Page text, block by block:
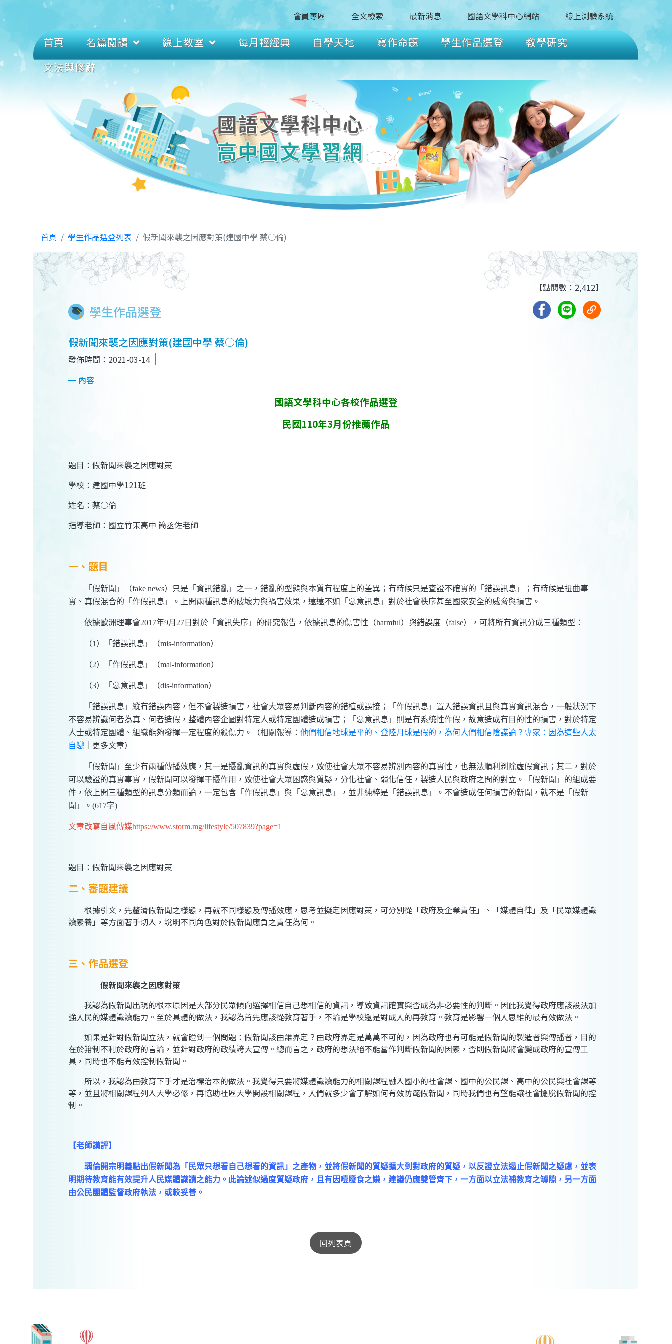
會員專區 全文檢索 最新消息 國語文學科中心網站 線上測驗系統
首頁 名篇閱讀 線上教室 每月輕經典 自學天地 寫作命題 學生作品選登
教學研究
文法與修辭
首頁 學生作品選登列表 假新聞來襲之因應對策(建國中學 蔡○倫)
學生作品選登
【點閱數：2,412】
假新聞來襲之因應對策(建國中學 蔡○倫)
發佈時間：2021-03-14
內容
國語文學科中心各校作品選登
民國110年3月份推薦作品
題目：假新聞來襲之因應對策
學校：建國中學121班
姓名：蔡○倫
指導老師：國立竹東高中 簡丞佐老師
一、題目
「假新聞」（fake news）只是「資訊錯亂」之一，錯亂的型態與本質有程度上的差異；有時候只是查證不確實的「錯誤訊息」；有時候是扭曲事
實、真假混合的「作假訊息」。上開兩種訊息的破壞力與禍害效果，遠遠不如「惡意訊息」對於社會秩序甚至國家安全的威脅與損害。
依據歐洲理事會2017年9月27日對於「資訊失序」的研究報告，依據訊息的傷害性（harmful）與錯誤度（false），可將所有資訊分成三種類型：
（1）「錯誤訊息」（mis-information）
（2）「作假訊息」（mal-information）
（3）「惡意訊息」（dis-information）
「錯誤訊息」縱有錯誤內容，但不會製造損害，社會大眾容易判斷內容的錯植或誤接；「作假訊息」置入錯誤資訊且與真實資訊混合，一般狀況下
不容易辨識何者為真、何者造假，整體內容企圖對特定人或特定團體造成損害；「惡意訊息」則是有系統性作假，故意造成有目的性的損害，對於特定
人士或特定團體、組織能夠發揮一定程度的殺傷力。（相關報導：他們相信地球是平的、登陸月球是假的，為何人們相信陰謀論？專家：因為這些人太
自戀
更多文章）
「假新聞」至少有兩種傳播效應，其一是擾亂資訊的真實與虛假，致使社會大眾不容易辨別內容的真實性，也無法順利剃除虛假資訊；其二，對於
可以驗證的真實事實，假新聞可以發揮干擾作用，致使社會大眾困惑與質疑，分化社會、弱化信任，製造人民與政府之間的對立。「假新聞」的組成要
件，依上開三種類型的訊息分類而論，一定包含「作假訊息」與「惡意訊息」，並非純粹是「錯誤訊息」。不會造成任何損害的新聞，就不是「假新
聞」。(617字)
文章改寫自風傳媒https://www.storm.mg/lifestyle/507839?page=1
題目：假新聞來襲之因應對策
二、審題建議
根據引文，先釐清假新聞之樣態，再就不同樣態及傳播效應，思考並擬定因應對策，可分別從「政府及企業責任」、「媒體自律」及「民眾媒體識
讀素養」等方面著手切入，說明不同角色對於假新聞應負之責任為何。
三、作品選登
假新聞來襲之因應對策
我認為假新聞出現的根本原因是大部分民眾傾向選擇相信自己想相信的資訊，導致資訊確實與否成為非必要性的判斷。因此我覺得政府應該設法加
強人民的媒體識讀能力。至於具體的做法，我認為首先應該從教育著手，不論是學校還是對成人的再教育。教育是影響一個人思維的最有效做法。
如果是針對假新聞立法，就會碰到一個問題：假新聞該由誰界定？由政府界定是萬萬不可的，因為政府也有可能是假新聞的製造者與傳播者，目的
在於箝制不利於政府的言論，並針對政府的政績誇大宣傳。總而言之，政府的想法絕不能當作判斷假新聞的因素，否則假新聞將會變成政府的宣傳工
具，同時也不能有效控制假新聞。
所以，我認為由教育下手才是治標治本的做法。我覺得只要將媒體識讀能力的相關課程融入國小的社會課、國中的公民課、高中的公民與社會課等
等，並且將相關課程列入大學必修，再協助社區大學開設相關課程，人們就多少會了解如何有效防範假新聞，同時我們也有望能讓社會擺脫假新聞的控
制。
【老師講評】
瑀倫開宗明義點出假新聞為「民眾只想看自己想看的資訊」之產物，並將假新聞的質疑擴大到對政府的質疑，以反證立法遏止假新聞之疑慮，並表
明期待教育能有效提升人民媒體識讀之能力。此論述似過度質疑政府，且有因噎廢食之嫌，建議仍應雙管齊下，一方面以立法補教育之罅隙，另一方面
由公民團體監督政府執法，或較妥善。
回列表頁